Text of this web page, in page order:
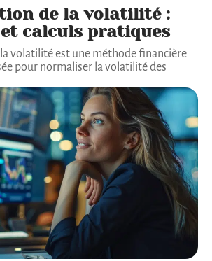
de la volatilité :
calculs pratiques
volatilité est une méthode financière
pour normaliser la volatilité des